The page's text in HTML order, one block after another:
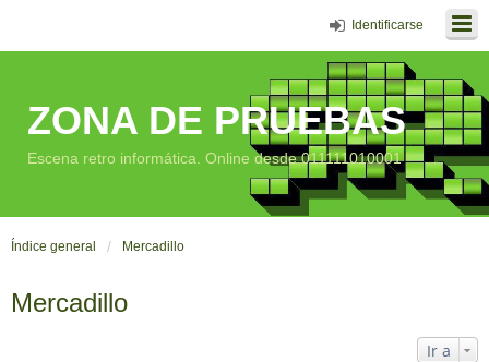
Identificarse
ZONA DE PRUEBAS
Escena retro informática. Online desde 011111010001
Índice general Mercadillo
Mercadillo
Ir a